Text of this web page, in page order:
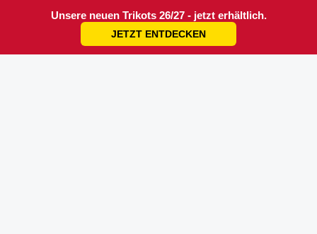
Unsere neuen Trikots 26/27 - jetzt erhältlich.
JETZT ENTDECKEN